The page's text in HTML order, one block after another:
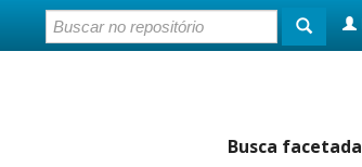
Busca facetada